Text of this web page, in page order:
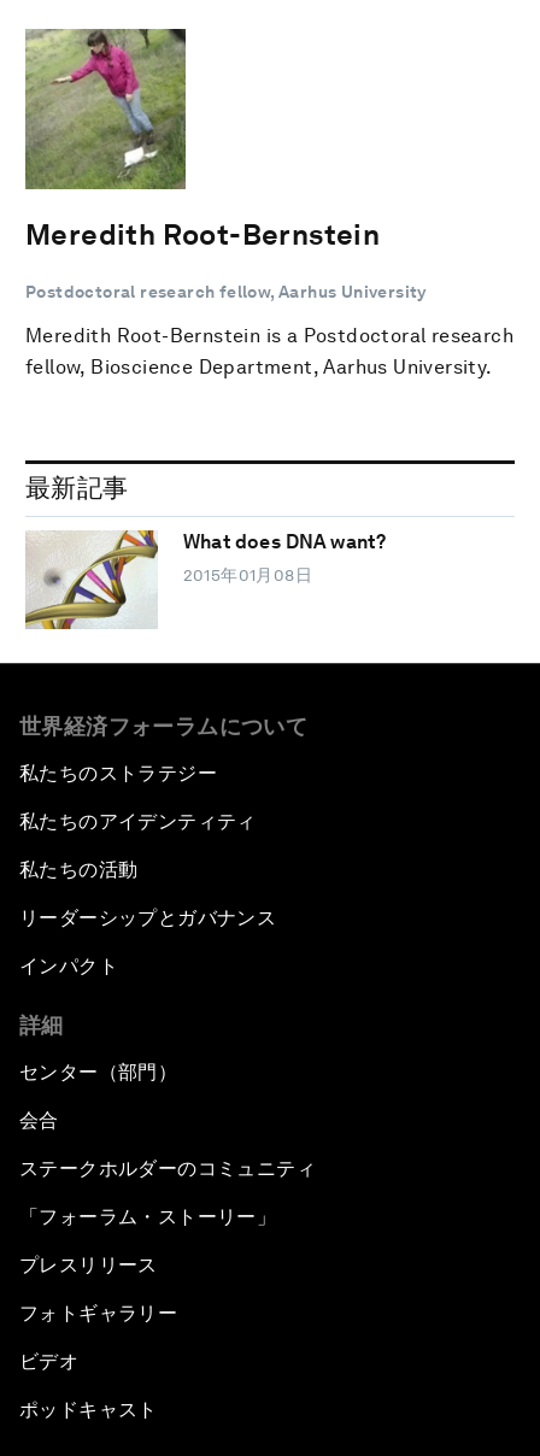
Meredith Root-Bernstein
Postdoctoral research fellow, Aarhus University
Meredith Root-Bernstein is a Postdoctoral research
fellow, Bioscience Department, Aarhus University.
最新記事
What does DNA want?
2015年01月08日
世界経済フォーラムについて
私たちのストラテジー
私たちのアイデンティティ
私たちの活動
リーダーシップとガバナンス
インパクト
詳細
センター（部門）
会合
ステークホルダーのコミュニティ
「フォーラム・ストーリー」
プレスリリース
フォトギャラリー
ビデオ
ポッドキャスト